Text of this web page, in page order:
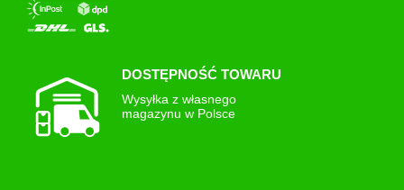
DOSTĘPNOŚĆ TOWARU
Wysyłka z własnego
magazynu w Polsce